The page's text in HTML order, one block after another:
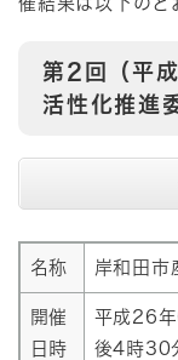
第2回（平
活性化推進
名称 岸和田市
開催
日時
平成26
後4時30